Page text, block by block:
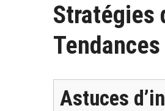
Stratégies
Tendances
Astuces